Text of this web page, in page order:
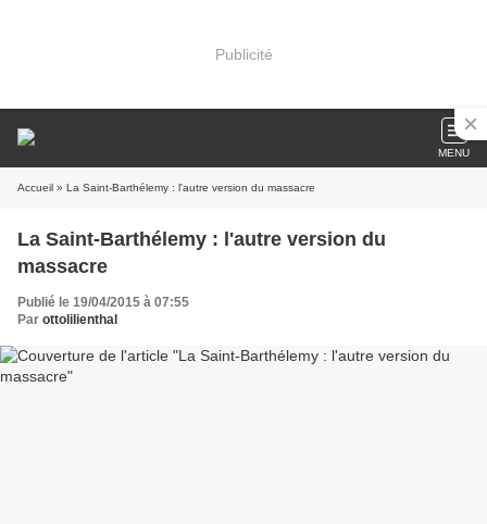
Publicité
MENU
Accueil » La Saint-Barthélemy : l'autre version du massacre
La Saint-Barthélemy : l'autre version du
massacre
Publié le 19/04/2015 à 07:55
Par ottolilienthal